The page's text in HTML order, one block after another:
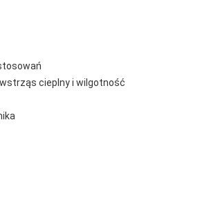
cieplny i wilgotność